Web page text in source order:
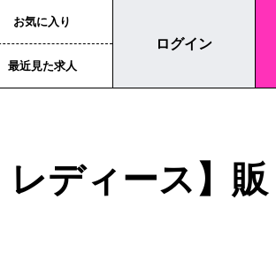
お気に入り
最近見た求人
ログイン
レディース】販